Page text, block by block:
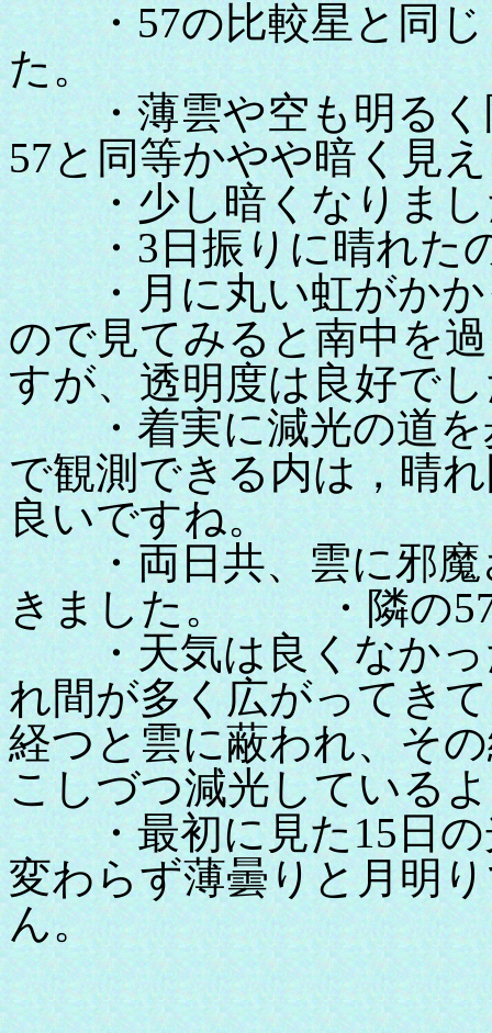
・57の比較星と同じ
た。
・薄雲や空も明るく
57と同等かやや暗く見
・少し暗くなりまし
・3日振りに晴れたの
・月に丸い虹がかか
ので見てみると南中を
すが、透明度は良好で
・着実に減光の道を
で観測できる内は，晴
良いですね。
・両日共、雲に邪魔
きました。 ・隣の57
・天気は良くなかっ
れ間が多く広がってき
経つと雲に蔽われ、そ
こしづつ減光している
・最初に見た15日の
変わらず薄曇りと月明
ん。